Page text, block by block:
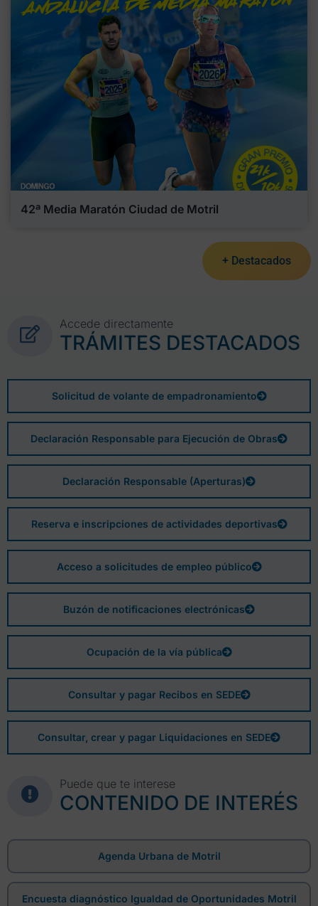
42ª Media Maratón Ciudad de Motril
+ Destacados
Accede directamente
TRÁMITES DESTACADOS
Solicitud de volante de empadronamiento
Declaración Responsable para Ejecución de Obras
Declaración Responsable (Aperturas)
Reserva e inscripciones de actividades deportivas
Acceso a solicitudes de empleo público
Buzón de notificaciones electrónicas
Ocupación de la vía pública
Consultar y pagar Recibos en SEDE
Consultar, crear y pagar Liquidaciones en SEDE
Puede que te interese
CONTENIDO DE INTERÉS
Agenda Urbana de Motril
Encuesta diagnóstico Igualdad de Oportunidades Motril